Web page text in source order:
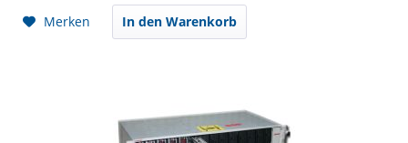
Merken In den Warenkorb